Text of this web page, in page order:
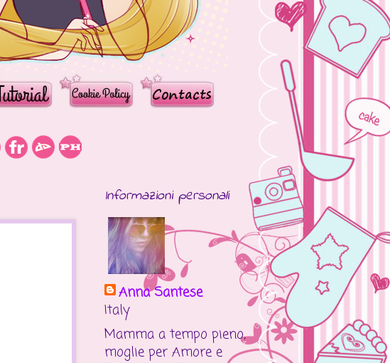
Informazioni personali
Anna Santese
Italy
Mamma a tempo pieno,
moglie per Amore e